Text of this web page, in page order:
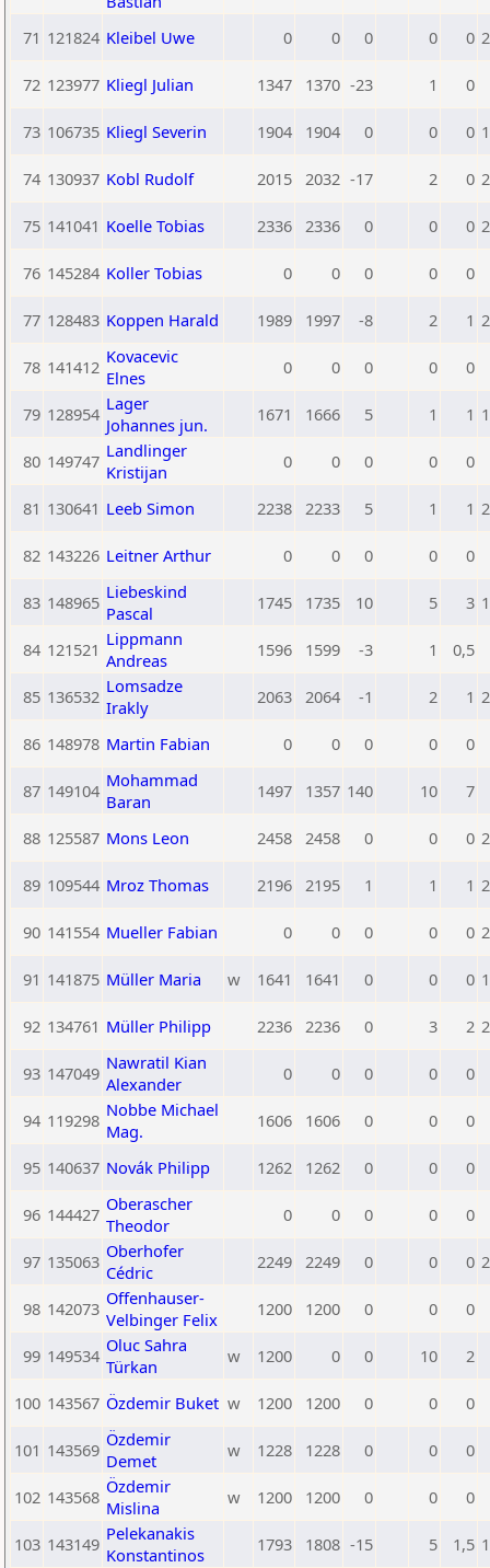
71 121824 Kleibel Uwe 0 0 0 0 0
72 123977 Kliegl Julian 1347 1370 -23 1 0
73 106735 Kliegl Severin 1904 1904 0 0 0
74 130937 Kobl Rudolf 2015 2032 -17 2 0
75 141041 Koelle Tobias 2336 2336 0 0 0
76 145284 Koller Tobias 0 0 0 0 0
77 128483 Koppen Harald 1989 1997 -8 2 1
78 141412 Kovacevic
Elnes
0 0 0 0 0
79 128954 Lager
Johannes jun.
1671 1666 5 1 1
80 149747 Landlinger
Kristijan
0 0 0 0 0
81 130641 Leeb Simon 2238 2233 5 1 1
82 143226 Leitner Arthur 0 0 0 0 0
83 148965 Liebeskind
Pascal
1745 1735 10 5 3
84 121521 Lippmann
Andreas
1596 1599 -3 1 0,5
85 136532 Lomsadze
Irakly
2063 2064 -1 2 1
86 148978 Martin Fabian 0 0 0 0 0
87 149104 Mohammad
Baran
1497 1357 140 10 7
88 125587 Mons Leon 2458 2458 0 0 0
89 109544 Mroz Thomas 2196 2195 1 1 1
90 141554 Mueller Fabian 0 0 0 0 0
91 141875 Müller Maria w 1641 1641 0 0 0
92 134761 Müller Philipp 2236 2236 0 3 2
93 147049 Nawratil Kian
Alexander
0 0 0 0 0
94 119298 Nobbe Michael
Mag.
1606 1606 0 0 0
95 140637 Novák Philipp 1262 1262 0 0 0
96 144427 Oberascher
Theodor
0 0 0 0 0
97 135063 Oberhofer
Cédric
2249 2249 0 0 0
98 142073 Offenhauser-
Velbinger Felix
1200 1200 0 0 0
99 149534 Oluc Sahra
Türkan
w 1200 0 0 10 2
100 143567 Özdemir Buket w 1200 1200 0 0 0
101 143569 Özdemir
Demet
w 1228 1228 0 0 0
102 143568 Özdemir
Mislina
w 1200 1200 0 0 0
103 143149 Pelekanakis
Konstantinos
1793 1808 -15 5 1,5